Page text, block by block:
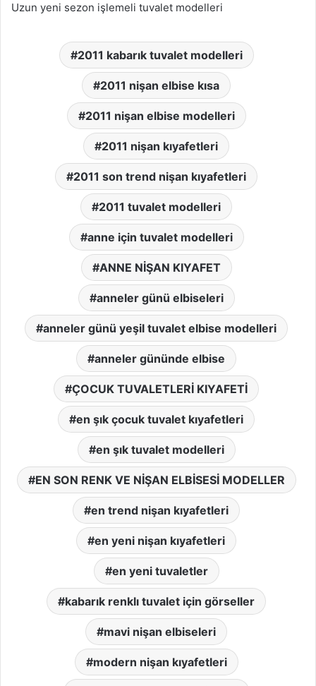
Uzun yeni sezon işlemeli tuvalet modelleri
2011 kabarık tuvalet modelleri
2011 nişan elbise kısa
2011 nişan elbise modelleri
2011 nişan kıyafetleri
2011 son trend nişan kıyafetleri
2011 tuvalet modelleri
anne için tuvalet modelleri
ANNE NİŞAN KIYAFET
anneler günü elbiseleri
anneler günü yeşil tuvalet elbise modelleri
anneler gününde elbise
ÇOCUK TUVALETLERİ KIYAFETİ
en şık çocuk tuvalet kıyafetleri
en şık tuvalet modelleri
EN SON RENK VE NİŞAN ELBİSESİ MODELLER
en trend nişan kıyafetleri
en yeni nişan kıyafetleri
en yeni tuvaletler
kabarık renklı tuvalet için görseller
mavi nişan elbiseleri
modern nişan kıyafetleri